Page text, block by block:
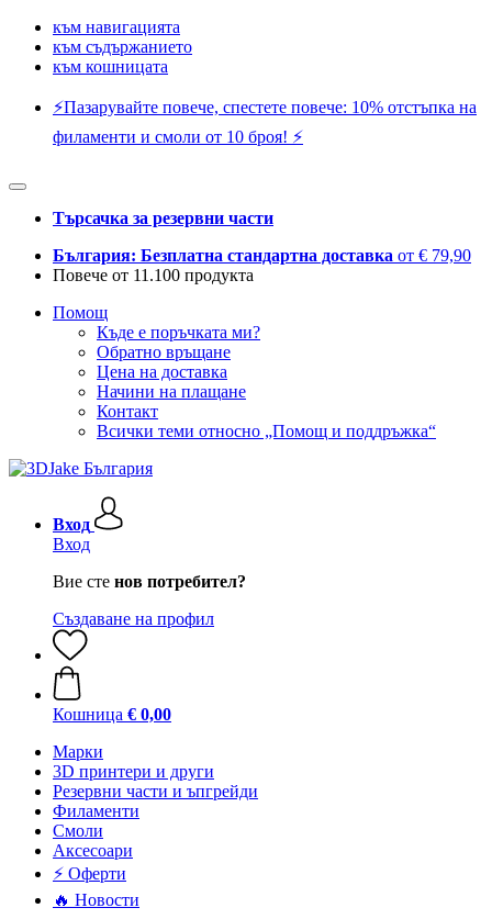
към навигацията
към съдържанието
към кошницата
⚡️Пазарувайте повече, спестете повече: 10% отстъпка на
филаменти и смоли от 10 броя! ⚡️
Търсачка за резервни части
България: Безплатна стандартна доставка от € 79,90
Повече от 11.100 продукта
Помощ
Къде е поръчката ми?
Обратно връщане
Цена на доставка
Начини на плащане
Контакт
Всички теми относно „Помощ и поддръжка“
Вход
Вход
Вие сте нов потребител?
Създаване на профил
Кошница € 0,00
Mарки
3D принтери и други
Резервни части и ъпгрейди
Филаменти
Смоли
Аксесоари
⚡ Оферти
🔥 Новости